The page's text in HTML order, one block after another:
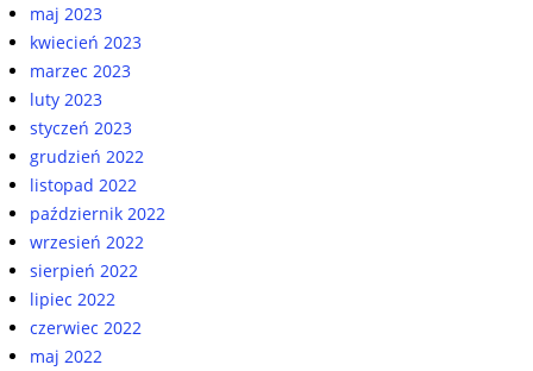
maj 2023
kwiecień 2023
marzec 2023
luty 2023
styczeń 2023
grudzień 2022
listopad 2022
październik 2022
wrzesień 2022
sierpień 2022
lipiec 2022
czerwiec 2022
maj 2022